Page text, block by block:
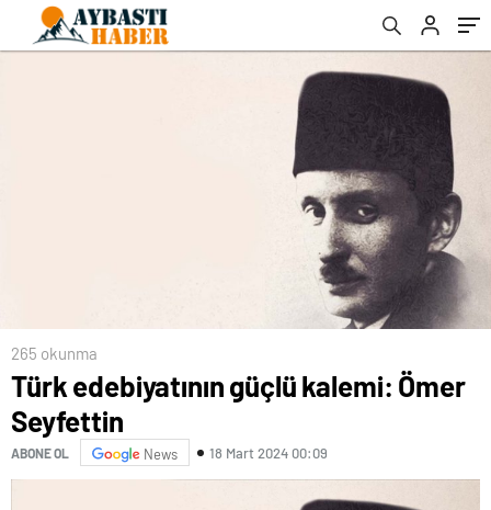
265 okunma
Türk edebiyatının güçlü kalemi: Ömer
Seyfettin
ABONE OL News 18 Mart 2024 00:09